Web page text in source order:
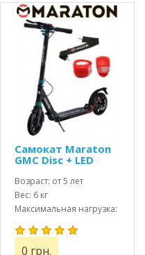
Самокат Maraton
GMC Disc + LED
Черный Изумруд
Возраст: от 5 лет
Вес: 6 кг
Максимальная нагрузка:
до 100 кг
0 грн.